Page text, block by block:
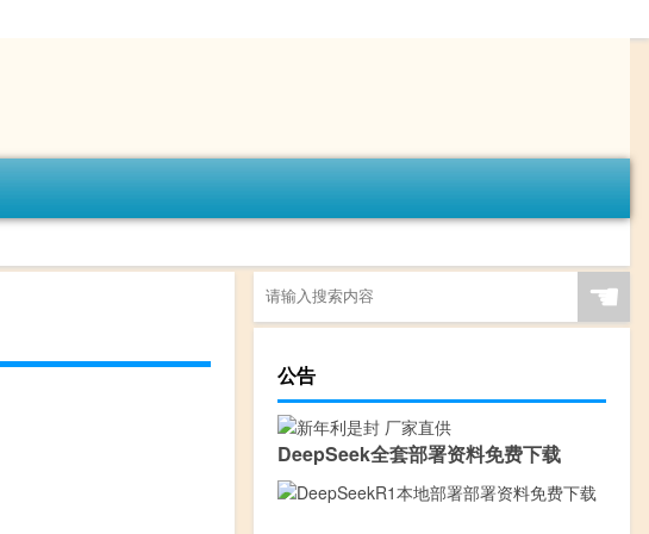
☚
公告
DeepSeek全套部署资料免费下载